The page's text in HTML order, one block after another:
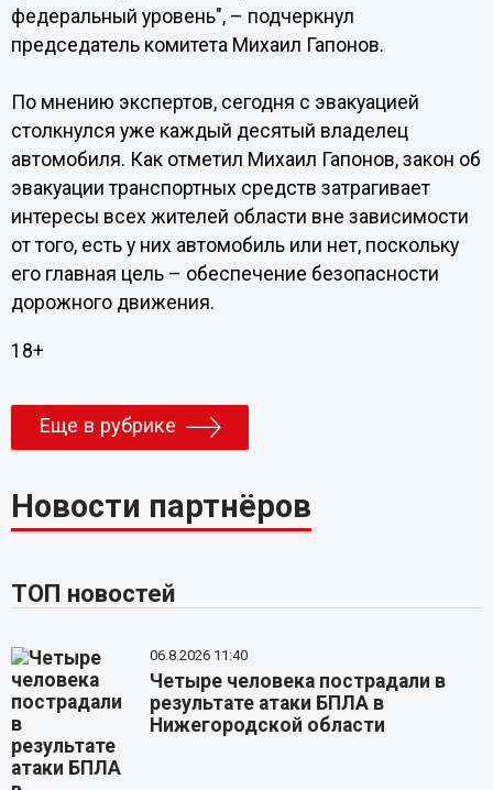
федеральный уровень", – подчеркнул
председатель комитета Михаил Гапонов.
По мнению экспертов, сегодня с эвакуацией
столкнулся уже каждый десятый владелец
автомобиля. Как отметил Михаил Гапонов, закон об
эвакуации транспортных средств затрагивает
интересы всех жителей области вне зависимости
от того, есть у них автомобиль или нет, поскольку
его главная цель – обеспечение безопасности
дорожного движения.
18+
Еще в рубрике
Новости партнёров
ТОП новостей
06.8.2026 11:40
Четыре человека пострадали в
результате атаки БПЛА в
Нижегородской области